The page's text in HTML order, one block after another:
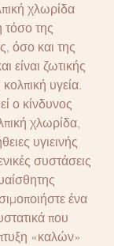
χλωρίδα
τόσο της
όσο και της
είναι ζωτικής
υγεία.
ο κίνδυνος
χλωρίδα,
υγιεινής
συστάσεις
ένα
που
«καλών»